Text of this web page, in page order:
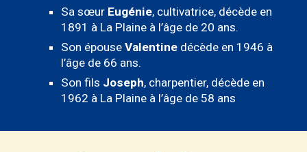
Sa sœur Eugénie, cultivatrice, décède en
1891 à La Plaine à l’âge de 20 ans.
Son épouseValentine décède en 1946 à
l’âge de 66 ans.
Son fils Joseph, charpentier, décède en
1962 à La Plaine à l’âge de 58 ans